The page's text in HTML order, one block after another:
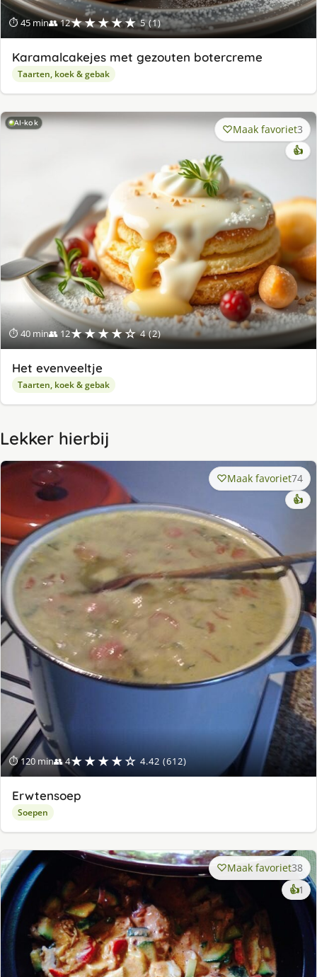
⏱ 45 min👥 12★★★★★ 5 (1)
Karamalcakejes met gezouten botercreme
Taarten, koek & gebak
AI-kok
⏱ 40 min👥 12★★★★☆ 4 (2)
Maak favoriet3
👍
Het evenveeltje
Taarten, koek & gebak
Lekker hierbij
⏱ 120 min👥 4★★★★☆ 4.42 (612)
Maak favoriet74
👍
Erwtensoep
Soepen
Maak favoriet38
👍1